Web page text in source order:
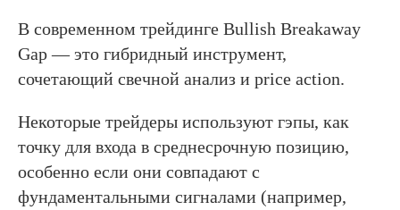
В современном трейдинге Bullish Breakaway
Gap — это гибридный инструмент,
сочетающий свечной анализ и price action.
Некоторые трейдеры используют гэпы, как
точку для входа в среднесрочную позицию,
особенно если они совпадают с
фундаментальными сигналами (например,